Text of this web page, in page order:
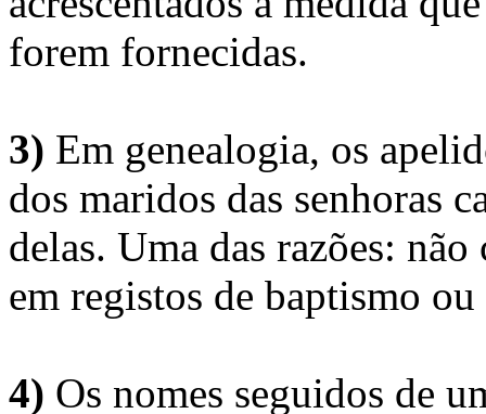
forem fornecidas.
3) Em genealogia, os
dos maridos das senhoras
delas. Uma das razões:
em registos de baptismo
4) Os nomes seguidos de